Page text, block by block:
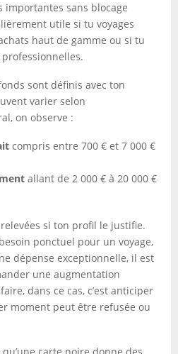
importantes sans blocage
utile si tu voyages
haut de gamme ou si tu
sont définis avec ton
varier selon
on observe :
compris entre 700 € et 7 000 €
allant de 2 000 € à 20 000 €
si ton profil le justifie.
ponctuel pour un voyage,
dépense exceptionnelle, il est
une augmentation
dans ce cas, c’est anticiper
moment peut être refusée ou